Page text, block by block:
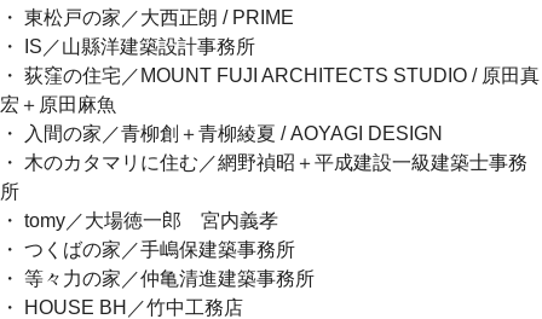
・ 東松戸の家／大西正朗 / PRIME
・ IS／山縣洋建築設計事務所
・ 荻窪の住宅／MOUNT FUJI ARCHITECTS STUDIO / 原田真
宏＋原田麻魚
・ 入間の家／青柳創＋青柳綾夏 / AOYAGI DESIGN
・ 木のカタマリに住む／網野禎昭＋平成建設一級建築士事務
所
・ tomy／大場徳一郎 宮内義孝
・ つくばの家／手嶋保建築事務所
・ 等々力の家／仲亀清進建築事務所
・ HOUSE BH／竹中工務店